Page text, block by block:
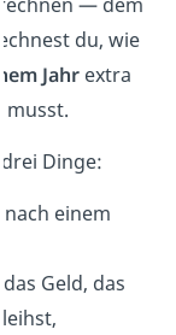
du, wie
Jahr extra
musst.
Dinge:
nach einem
das Geld, das